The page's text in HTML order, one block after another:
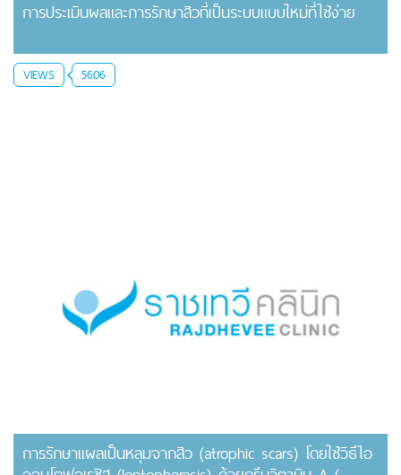
การประเมินผลและการรักษาสิวที่เป็นระบบแบบใหม่ที่ใช้ง่าย
VIEWS 5606
การรักษาแผลเป็นหลุมจากสิว (atrophic scars) โดยใช้วิธีไอ